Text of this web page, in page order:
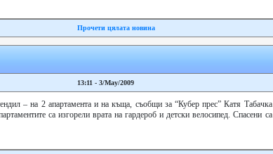
Прочети цялата новина
13:11 - 3/May/2009
– на 2 апартамента и на къща, съобщи за “Кубер прес” Катя Табачка
са изгорели врата на гардероб и детски велосипед. Спасени са